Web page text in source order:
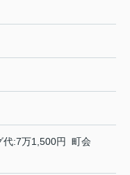
代:7万1,500円 町会